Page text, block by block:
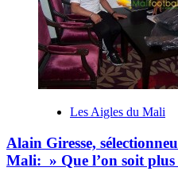
Les Aigles du Mali
Alain Giresse,
Mali: » Que l’on soit